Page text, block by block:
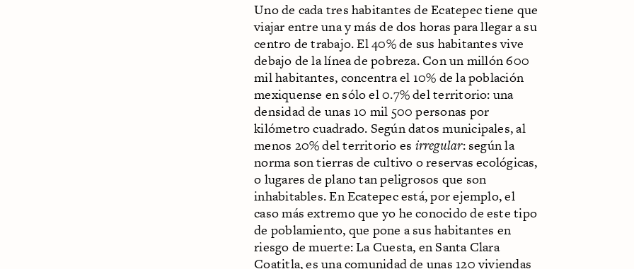
Uno de cada tres habitantes de Ecatepec tiene que
viajar entre una y más de dos horas para llegar a su
centro de trabajo. El 40% de sus habitantes vive
debajo de la línea de pobreza. Con un millón 600
mil habitantes, concentra el 10% de la población
mexiquense en sólo el 0.7% del territorio: una
densidad de unas 10 mil 500 personas por
kilómetro cuadrado. Según datos municipales, al
menos 20% del territorio es irregular: según la
norma son tierras de cultivo o reservas ecológicas,
o lugares de plano tan peligrosos que son
inhabitables. En Ecatepec está, por ejemplo, el
caso más extremo que yo he conocido de este tipo
de poblamiento, que pone a sus habitantes en
riesgo de muerte: La Cuesta, en Santa Clara
Coatitla, es una comunidad de unas 120 viviendas